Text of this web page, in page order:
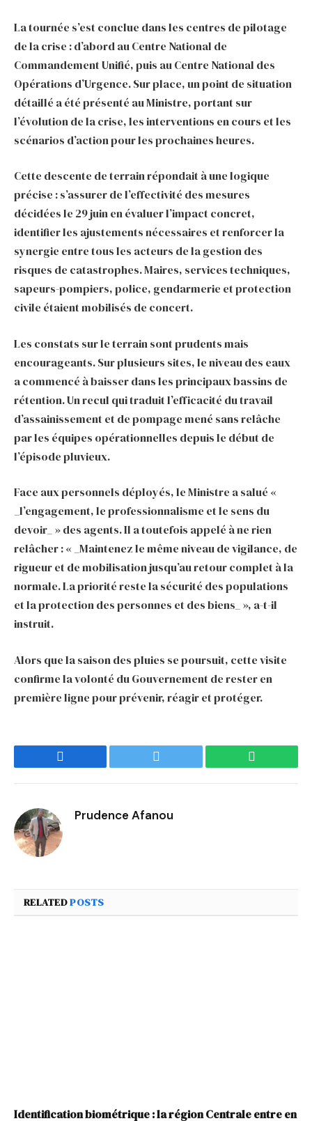
La tournée s’est conclue dans les centres de pilotage
de la crise : d’abord au Centre National de
Commandement Unifié, puis au Centre National des
Opérations d’Urgence. Sur place, un point de situation
détaillé a été présenté au Ministre, portant sur
l’évolution de la crise, les interventions en cours et les
scénarios d’action pour les prochaines heures.
Cette descente de terrain répondait à une logique
précise : s’assurer de l’effectivité des mesures
décidées le 29 juin en évaluer l’impact concret,
identifier les ajustements nécessaires et renforcer la
synergie entre tous les acteurs de la gestion des
risques de catastrophes. Maires, services techniques,
sapeurs-pompiers, police, gendarmerie et protection
civile étaient mobilisés de concert.
Les constats sur le terrain sont prudents mais
encourageants. Sur plusieurs sites, le niveau des eaux
a commencé à baisser dans les principaux bassins de
rétention. Un recul qui traduit l’efficacité du travail
d’assainissement et de pompage mené sans relâche
par les équipes opérationnelles depuis le début de
l’épisode pluvieux.
Face aux personnels déployés, le Ministre a salué «
_l’engagement, le professionnalisme et le sens du
devoir_ » des agents. Il a toutefois appelé à ne rien
relâcher : « _Maintenez le même niveau de vigilance, de
rigueur et de mobilisation jusqu’au retour complet à la
normale. La priorité reste la sécurité des populations
et la protection des personnes et des biens_ », a-t-il
instruit.
Alors que la saison des pluies se poursuit, cette visite
confirme la volonté du Gouvernement de rester en
première ligne pour prévenir, réagir et protéger.
Facebook Twitter WhatsApp
Prudence Afanou
RELATEDPOSTS
Identification biométrique : la région Centrale entre en